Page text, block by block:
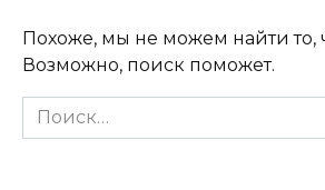
Похоже, мы не можем найти то,
Возможно, поиск поможет.
Search
for: